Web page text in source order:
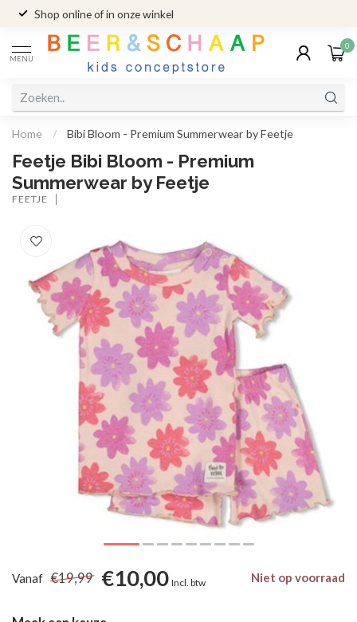
Shop online of in onze winkel
MENU
0
Home / Bibi Bloom - Premium Summerwear by Feetje
Feetje Bibi Bloom - Premium
Summerwear by Feetje
FEETJE
Vanaf €19,99 €10,00 Incl. btw Niet op voorraad